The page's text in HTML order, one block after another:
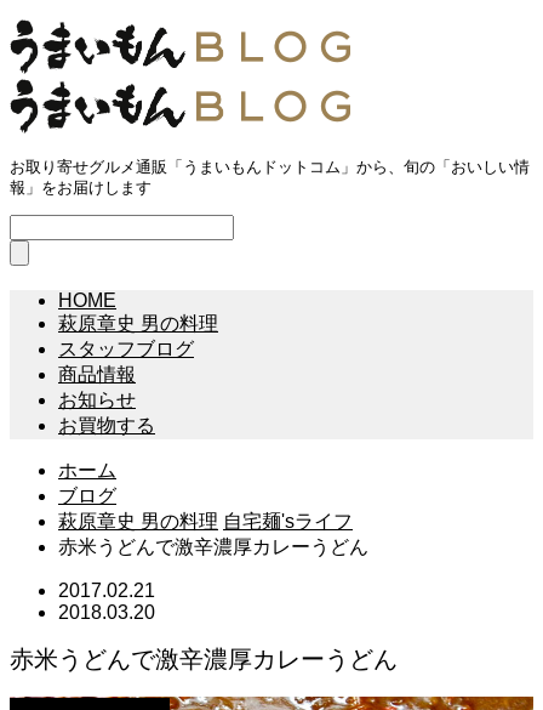
お取り寄せグルメ通販「うまいもんドットコム」から、旬の「おいしい情
報」をお届けします
HOME
萩原章史 男の料理
スタッフブログ
商品情報
お知らせ
お買物する
ホーム
ブログ
萩原章史 男の料理 自宅麺'sライフ
赤米うどんで激辛濃厚カレーうどん
2017.02.21
2018.03.20
赤米うどんで激辛濃厚カレーうどん